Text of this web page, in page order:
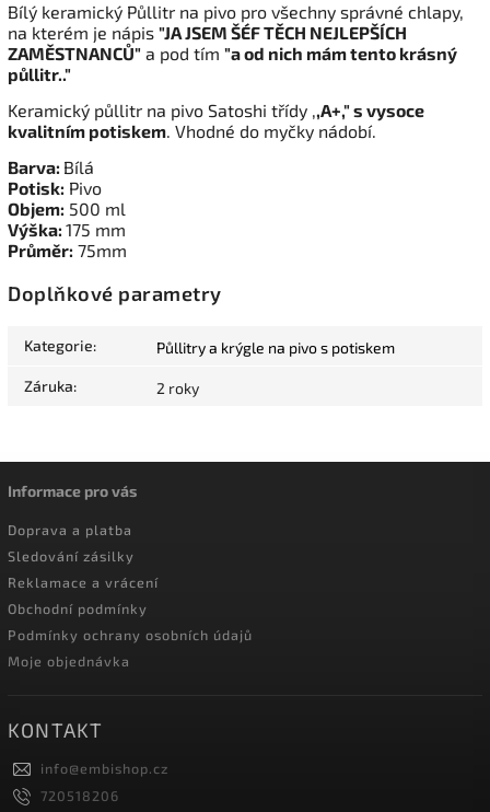
Bílý keramický Půllitr na pivo pro všechny správné chlapy,
na kterém je nápis "JA JSEM ŠÉF TĚCH NEJLEPŠÍCH
ZAMĚSTNANCŮ" a pod tím "a od nich mám tento krásný
půllitr.."
Keramický půllitr na pivo Satoshi třídy ,,A+," s vysoce
kvalitním potiskem. Vhodné do myčky nádobí.
Barva: Bílá
Potisk: Pivo
Objem: 500 ml
Výška: 175 mm
Průměr: 75mm
Doplňkové parametry
Kategorie: Půllitry a krýgle na pivo s potiskem
Záruka: 2 roky
Informace pro vás
Doprava a platba
Sledování zásilky
Reklamace a vrácení
Obchodní podmínky
Podmínky ochrany osobních údajů
Moje objednávka
KONTAKT
info@embishop.cz
720518206